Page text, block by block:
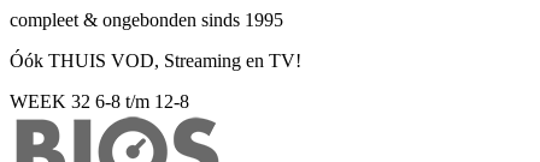
compleet & ongebonden sinds 1995
Óók THUIS VOD, Streaming en TV!
WEEK 32 6-8 t/m 12-8